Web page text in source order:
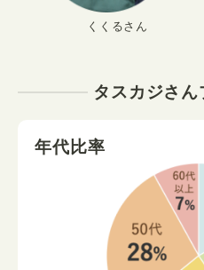
くくるさん
タスカジさ
年代比率